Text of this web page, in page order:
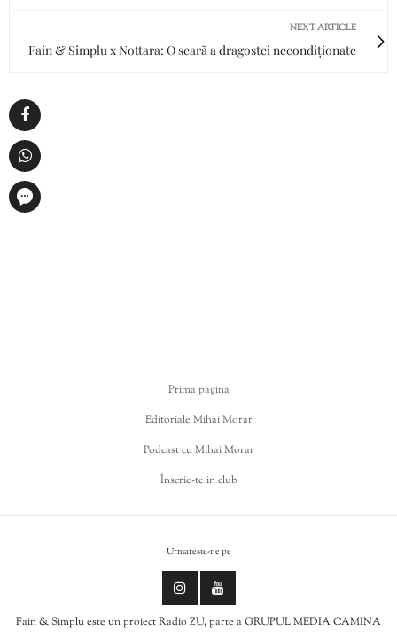
NEXT ARTICLE
Fain & Simplu x Nottara: O seară a dragostei necondiționate
Prima pagina
Editoriale Mihai Morar
Podcast cu Mihai Morar
Înscrie-te in club
Urmareste-ne pe
Fain & Simplu este un proiect Radio ZU, parte a GRUPUL MEDIA CAMINA